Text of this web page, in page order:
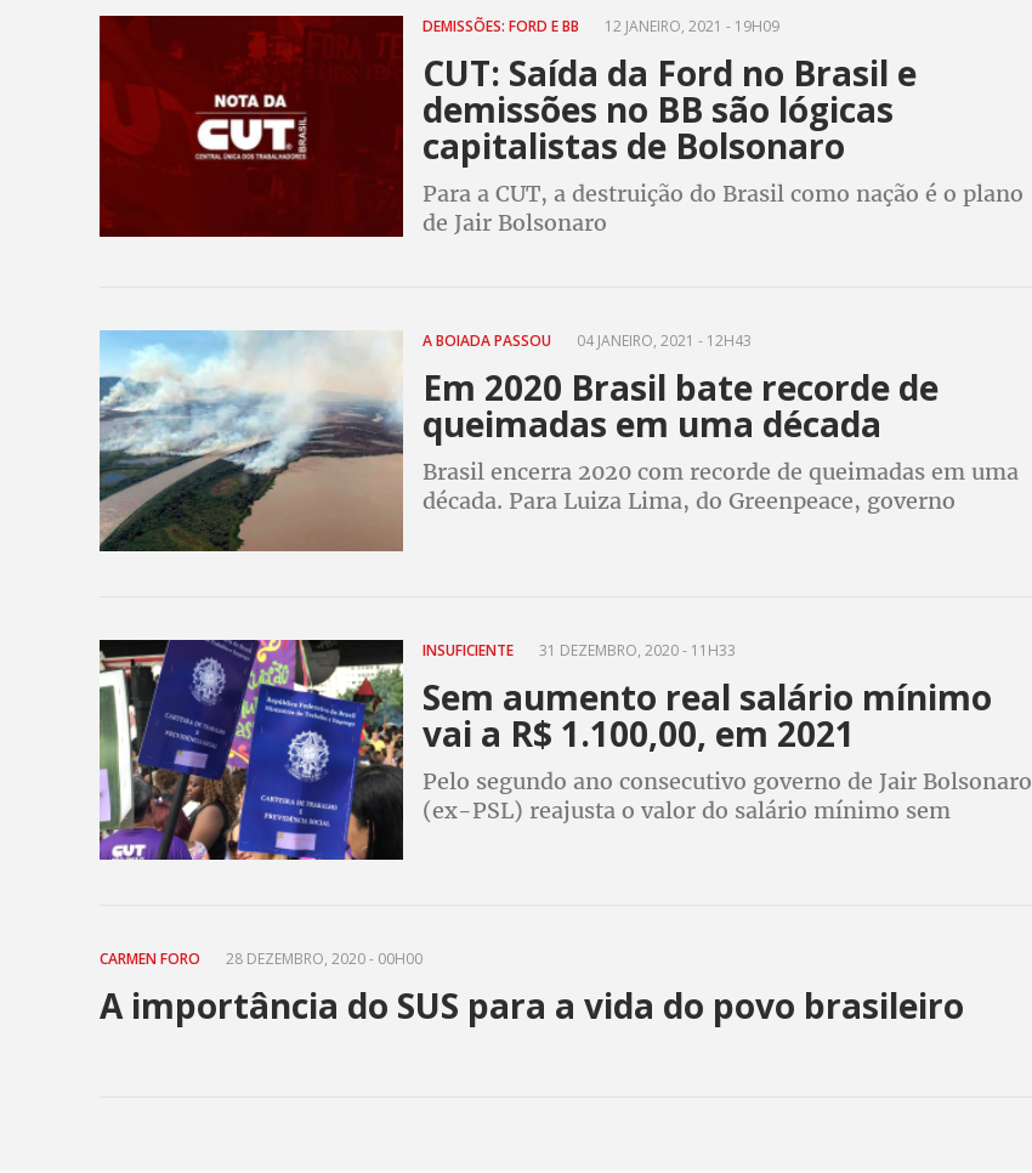
DEMISSÕES: FORD E BB 12 JANEIRO, 2021 - 19H09
CUT: Saída da Ford no Brasil e
demissões no BB são lógicas
capitalistas de Bolsonaro
Para a CUT, a destruição do Brasil como nação é o plano
de Jair Bolsonaro
A BOIADA PASSOU 04 JANEIRO, 2021 - 12H43
Em 2020 Brasil bate recorde de
queimadas em uma década
Brasil encerra 2020 com recorde de queimadas em uma
década. Para Luiza Lima, do Greenpeace, governo
INSUFICIENTE 31 DEZEMBRO, 2020 - 11H33
Sem aumento real salário mínimo
vai a R$ 1.100,00, em 2021
Pelo segundo ano consecutivo governo de Jair Bolsonaro
(ex-PSL) reajusta o valor do salário mínimo sem
CARMEN FORO 28 DEZEMBRO, 2020 - 00H00
A importância do SUS para a vida do povo brasileiro